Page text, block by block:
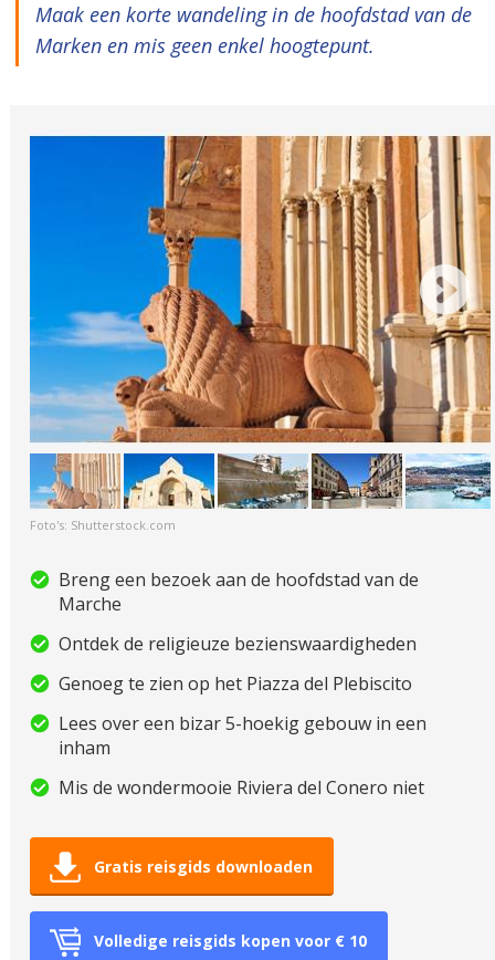
Maak een korte wandeling in de hoofdstad van de
Marken en mis geen enkel hoogtepunt.
Foto's: Shutterstock.com
Breng een bezoek aan de hoofdstad van de
Marche
Ontdek de religieuze bezienswaardigheden
Genoeg te zien op het Piazza del Plebiscito
Lees over een bizar 5-hoekig gebouw in een
inham
Mis de wondermooie Riviera del Conero niet
Gratis reisgids downloaden
Volledige reisgids kopen voor € 10